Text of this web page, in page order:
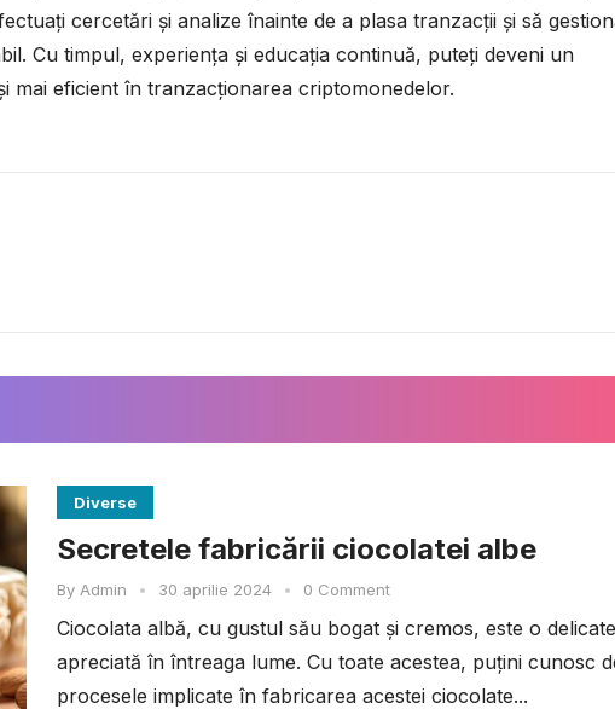
cercetări și analize înainte de a plasa tranzacții și să
Cu timpul, experiența și educația continuă, puteți deveni un
mai eficient în tranzacționarea criptomonedelor.
Diverse
Secretele fabricării ciocolatei albe
By Admin • 30 aprilie 2024 • 0 Comment
Ciocolata albă, cu gustul său bogat și cremos, este o
apreciată în întreaga lume. Cu toate acestea, puțini cunosc
procesele implicate în fabricarea acestei ciocolate...